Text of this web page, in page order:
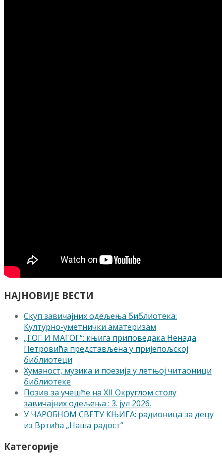
НАЈНОВИЈЕ ВЕСТИ
Скуп завичајних одељења библиотека:
Културно-уметнички аматеризам
„ГОГ И МАГОГ“: књига приповедака Ненада
Петровића представљена у пријепољској
библиотеци
Хуманост, музика и поезија у летњој читаоници
библиотеке
Позив за учешће на XII Округлом столу
завичајних одељења : 3. јул 2026.
У ЧАРОБНОМ СВЕТУ КЊИГА: радионица за децу
из Вртића „Наша радост“
Категорије